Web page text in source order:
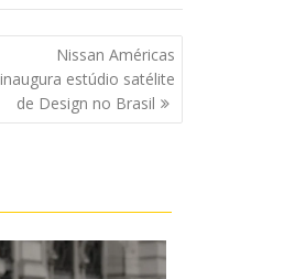
Nissan Américas
inaugura estúdio satélite
de Design no Brasil